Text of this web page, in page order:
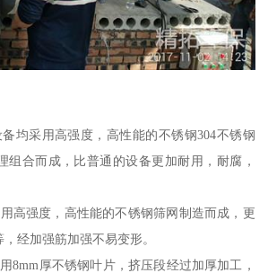
均采用高强度，高性能的不锈钢304不锈钢
组合而成，比普通的设备更加耐用，耐腐，
高强度，高性能的不锈钢筛网制造而成，更
经加强筋加强不易变形。
8mm厚不锈钢叶片，挤压段经过加厚加工，